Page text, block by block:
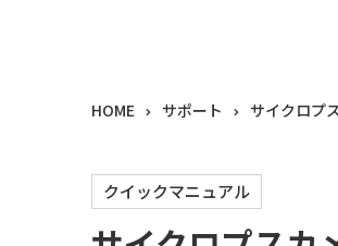
HOME サポート サイクロプ
クイックマニュアル